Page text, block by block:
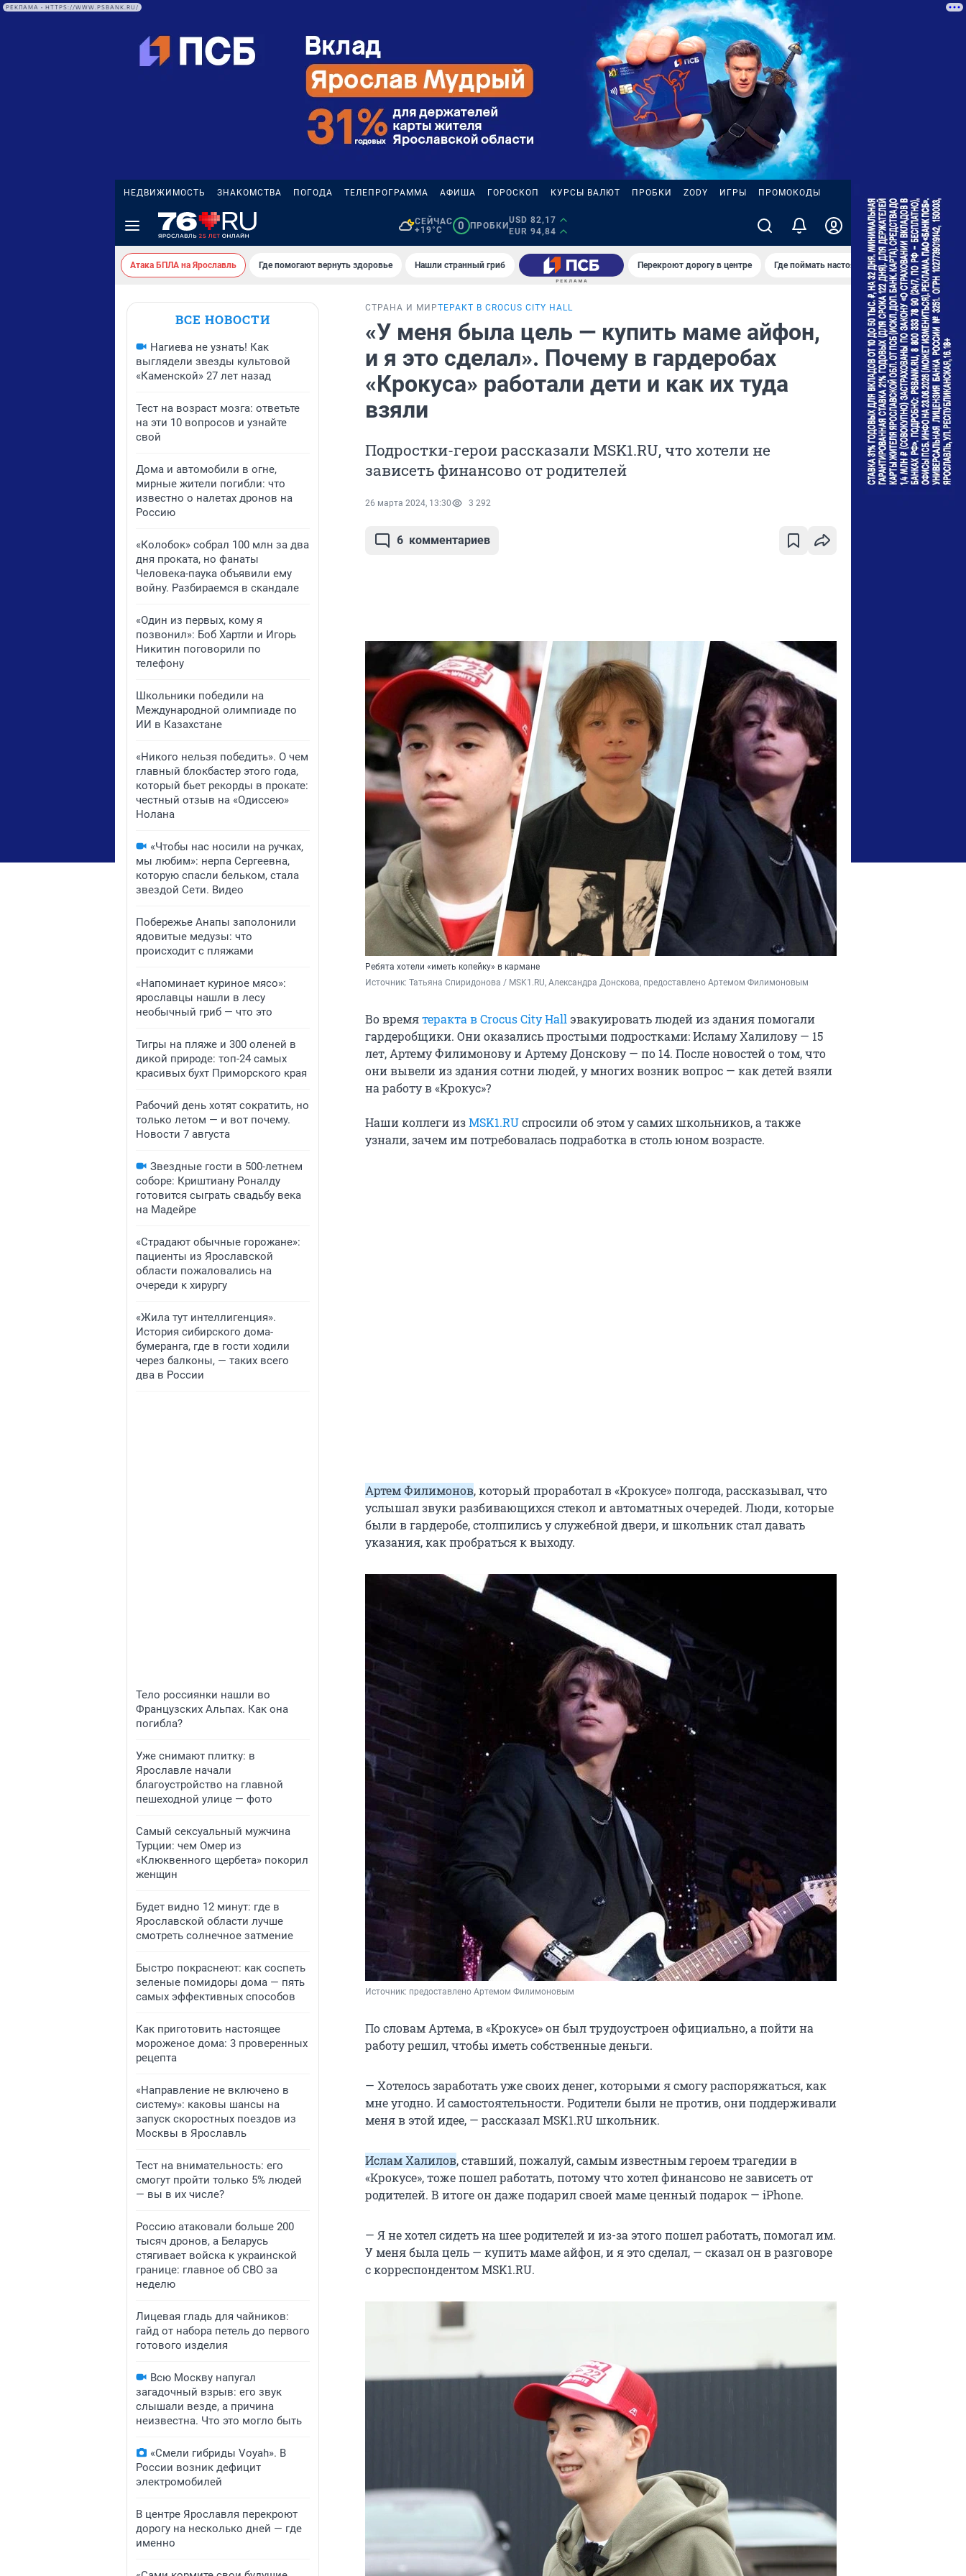
РЕКЛАМА • HTTPS://WWW.PSBANK.RU/
НЕДВИЖИМОСТЬ ЗНАКОМСТВА ПОГОДА ТЕЛЕПРОГРАММА АФИША ГОРОСКОП КУРСЫ ВАЛЮТ ПРОБКИ ZODY ИГРЫ ПРОМОКОДЫ
СЕЙЧАС
+19°C
0 ПРОБКИ
USD 82,17
EUR 94,84
Атака БПЛА на Ярославль Где помогают вернуть здоровье Нашли странный гриб Перекроют дорогу в центре Где поймать настоящее лето Ремонт на
ВСЕ НОВОСТИ
Нагиева не узнать! Как
выглядели звезды культовой
«Каменской» 27 лет назад
Тест на возраст мозга: ответьте
на эти 10 вопросов и узнайте
свой
Дома и автомобили в огне,
мирные жители погибли: что
известно о налетах дронов на
Россию
«Колобок» собрал 100 млн за два
дня проката, но фанаты
Человека-паука объявили ему
войну. Разбираемся в скандале
«Один из первых, кому я
позвонил»: Боб Хартли и Игорь
Никитин поговорили по
телефону
Школьники победили на
Международной олимпиаде по
ИИ в Казахстане
«Никого нельзя победить». О чем
главный блокбастер этого года,
который бьет рекорды в прокате:
честный отзыв на «Одиссею»
Нолана
«Чтобы нас носили на ручках,
мы любим»: нерпа Сергеевна,
которую спасли бельком, стала
звездой Сети. Видео
Побережье Анапы заполонили
ядовитые медузы: что
происходит с пляжами
«Напоминает куриное мясо»:
ярославцы нашли в лесу
необычный гриб — что это
Тигры на пляже и 300 оленей в
дикой природе: топ-24 самых
красивых бухт Приморского края
Рабочий день хотят сократить, но
только летом — и вот почему.
Новости 7 августа
Звездные гости в 500-летнем
соборе: Криштиану Роналду
готовится сыграть свадьбу века
на Мадейре
«Страдают обычные горожане»:
пациенты из Ярославской
области пожаловались на
очереди к хирургу
«Жила тут интеллигенция».
История сибирского дома-
бумеранга, где в гости ходили
через балконы, — таких всего
два в России
Тело россиянки нашли во
Французских Альпах. Как она
погибла?
Уже снимают плитку: в
Ярославле начали
благоустройство на главной
пешеходной улице — фото
Самый сексуальный мужчина
Турции: чем Омер из
«Клюквенного щербета» покорил
женщин
Будет видно 12 минут: где в
Ярославской области лучше
смотреть солнечное затмение
Быстро покраснеют: как соспеть
зеленые помидоры дома — пять
самых эффективных способов
Как приготовить настоящее
мороженое дома: 3 проверенных
рецепта
«Направление не включено в
систему»: каковы шансы на
запуск скоростных поездов из
Москвы в Ярославль
Тест на внимательность: его
смогут пройти только 5% людей
— вы в их числе?
Россию атаковали больше 200
тысяч дронов, а Беларусь
стягивает войска к украинской
границе: главное об СВО за
неделю
Лицевая гладь для чайников:
гайд от набора петель до первого
готового изделия
Всю Москву напугал
загадочный взрыв: его звук
слышали везде, а причина
неизвестна. Что это могло быть
«Смели гибриды Voyah». В
России возник дефицит
электромобилей
В центре Ярославля перекроют
дорогу на несколько дней — где
именно
СТРАНА И МИРТЕРАКТ В CROCUS CITY HALL
«У меня была цель — купить маме айфон,
и я это сделал». Почему в гардеробах
«Крокуса» работали дети и как их туда
взяли
Подростки-герои рассказали MSK1.RU, что хотели не
зависеть финансово от родителей
26 марта 2024, 13:30 3 292
6 комментариев
Ребята хотели «иметь копейку» в кармане
Источник: Татьяна Спиридонова / MSK1.RU, Александра Донскова, предоставлено Артемом Филимоновым
Во времятеракта в Crocus City Hall эвакуировать людей из здания помогали
гардеробщики. Они оказались простыми подростками: Исламу Халилову — 15
лет, Артему Филимонову и Артему Донскову — по 14. После новостей о том, что
они вывели из здания сотни людей, у многих возник вопрос — как детей взяли
на работу в «Крокус»?
Наши коллеги изMSK1.RUспросили об этом у самих школьников, а также
узнали, зачем им потребовалась подработка в столь юном возрасте.
Артем Филимонов, который проработал в «Крокусе» полгода, рассказывал, что
услышал звуки разбивающихся стекол и автоматных очередей. Люди, которые
были в гардеробе, столпились у служебной двери, и школьник стал давать
указания, как пробраться к выходу.
Источник: предоставлено Артемом Филимоновым
По словам Артема, в «Крокусе» он был трудоустроен официально, а пойти на
работу решил, чтобы иметь собственные деньги.
— Хотелось заработать уже своих денег, которыми я смогу распоряжаться, как
мне угодно. И самостоятельности. Родители были не против, они поддерживали
меня в этой идее, — рассказал MSK1.RU школьник.
Ислам Халилов, ставший, пожалуй, самым известным героем трагедии в
«Крокусе», тоже пошел работать, потому что хотел финансово не зависеть от
родителей. В итоге он даже подарил своей маме ценный подарок — iPhone.
— Я не хотел сидеть на шее родителей и из-за этого пошел работать, помогал им.
У меня была цель — купить маме айфон, и я это сделал, — сказал он в разговоре
с корреспондентом MSK1.RU.